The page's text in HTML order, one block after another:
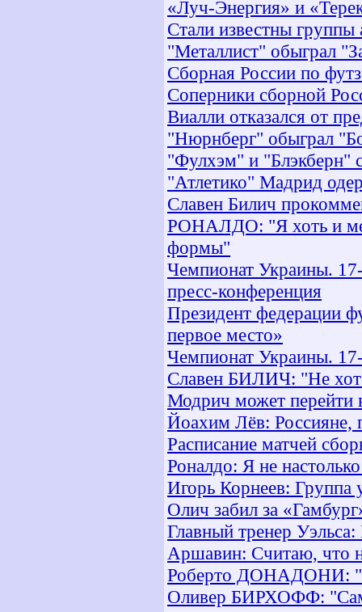
«Луч-Энергия» и
Стали известны
"Металлист" обыграл
Сборная России по
Cоперники сборной
Виалли отказался от
"Нюрнберг" обыграл
"Фулхэм" и "Блэкберн"
"Атлетико" Мадрид
Славен Билич
РОНАЛДО: "Я хоть и
формы"
Чемпионат Украины.
пресс-конференция
Президент федерации
первое место»
Чемпионат Украины.
Славен БИЛИЧ: "Не
Модрич может перейти
Йоахим Лёв: Россияне,
Расписание матчей
Роналдо: Я не
Игорь Корнеев: Группа
Олич забил за
Главный тренер
Аршавин: Считаю, что
Роберто ДОНАДОНИ:
Оливер БИРХОФФ: